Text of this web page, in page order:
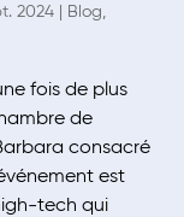
2024 | Blog,
fois de plus
de
consacré
est
tech qui